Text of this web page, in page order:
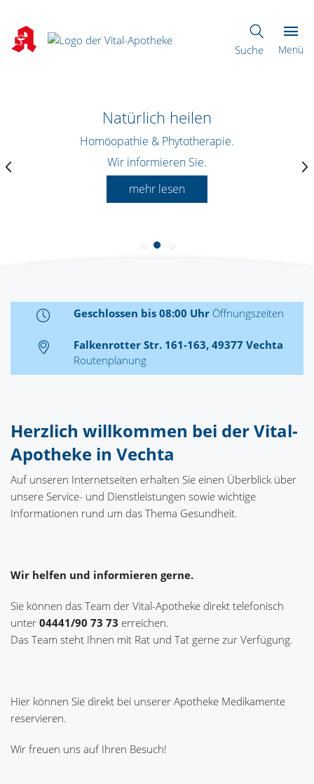
Suche Menü
Natürlich heilen
Homöopathie & Phytotherapie.
Wir informieren Sie.
mehr lesen
Geschlossen bis 08:00 Uhr Öffnungszeiten
Falkenrotter Str. 161-163, 49377 Vechta
Routenplanung
Herzlich willkommen bei der Vital-
Apotheke in Vechta
Auf unseren Internetseiten erhalten Sie einen Überblick über
unsere Service- und Dienstleistungen sowie wichtige
Informationen rund um das Thema Gesundheit.
Wir helfen und informieren gerne.
Sie können das Team der Vital-Apotheke direkt telefonisch
unter 04441/90 73 73 erreichen.
Das Team steht Ihnen mit Rat und Tat gerne zur Verfügung.
Hier können Sie direkt bei unserer Apotheke Medikamente
reservieren.
Wir freuen uns auf Ihren Besuch!